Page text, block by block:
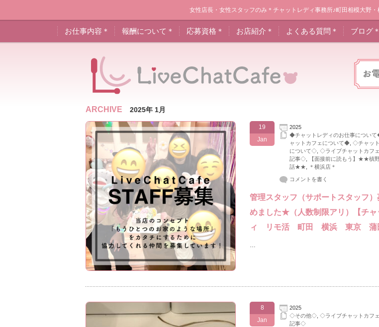
女性店長・女性スタッフのみ＊チャットレディ事務所♪町田相模大野
お仕事内容＊ 報酬について＊ 応募資格＊ お店紹介＊ よくある質問＊ ブログ＊
ARCHIVE 2025年 1月
19
Jan
2025
◆チャットレディのお仕事につい
ャットカフェについて◆ ◇チャッ
について◇ ◇ライブチャットカフ
記事◇
【面接前に読もう】★★槙
話★★
＊横浜店＊
コメントを書く
管理スタッフ（サポートスタッフ）
めました★（人数制限アリ）【チャ
ィ リモ活 町田 横浜 東京 蒲
…
8
Jan
2025
◇その他◇ ◇ライブチャットカフ
記事◇